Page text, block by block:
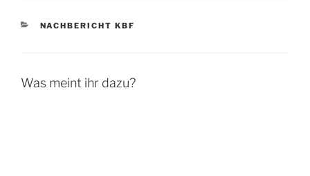
KATEGORIEN
NACHBERICHT KBF
Was meint ihr dazu?